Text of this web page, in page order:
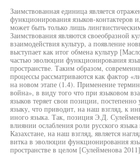
Заимствованная единица является
функционирования языков-контактеров
может быть только лишь
Заимствования являются своеобразной
взаимодействия культур, а появление
выступает как итог обмена культур
частью эволюции функционирования
пространстве. Таким образом,
процессы рассматриваются как фактор
на новом этапе (1.4). Применение
война», в виду того что при языковом
языков теряет свои позиции, постепенно
языку, что приводит, на наш взгляд, к
иного языка. Так, позиция Э.Д.
влиянии ослабления роли русского
Казахстане, на наш взгляд, является
витка в эволюции функционирования
пространстве в целом [Сулейменова